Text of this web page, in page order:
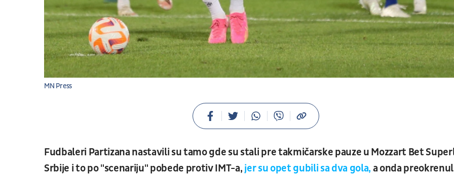
MN Press
Fudbaleri Partizana nastavili su tamo gde su stali pre takmičarske pauze u Mozzart Bet
Srbije i to po "scenariju" pobede protiv IMT-a, jer su opet gubili sa dva gola, a onda